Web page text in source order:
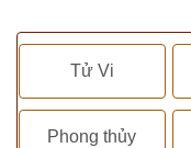
Tử Vi
Phong thủy